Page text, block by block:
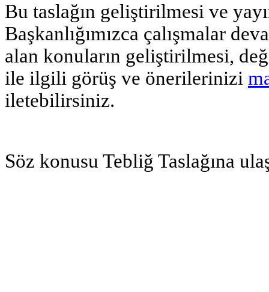
Bu taslağın geliştirilmesi ve
Başkanlığımızca çalışmalar
alan konuların geliştirilmesi,
ile ilgili görüş ve önerilerinizi
iletebilirsiniz.
Söz konusu Tebliğ Taslağına